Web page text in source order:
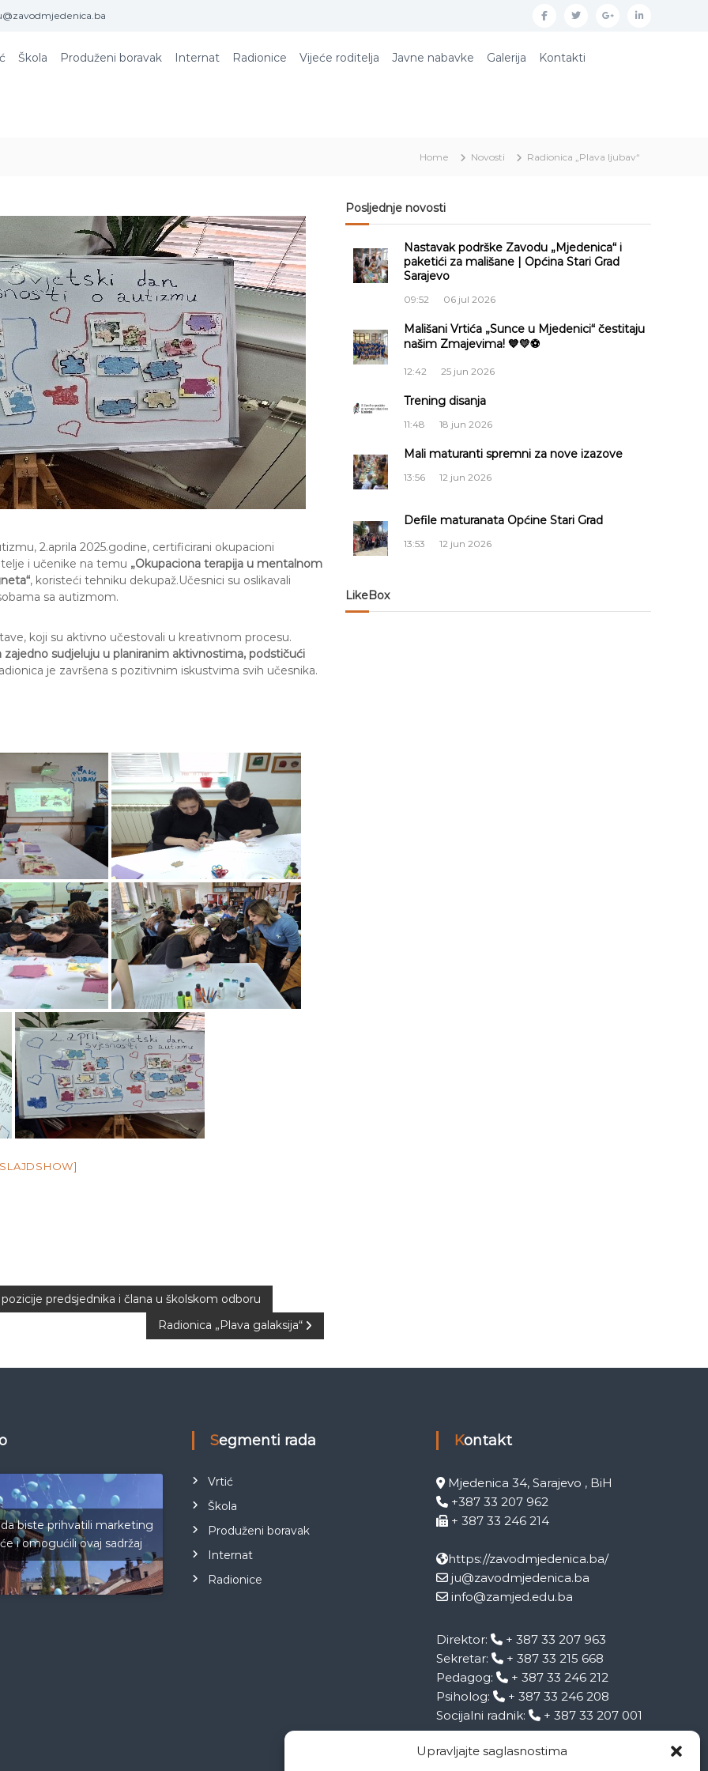
Upravljajte saglasnostima
f
c
o
t
i
r
g
p
s
l
Škola Produženi boravak Internat Radionice Vijeće roditelja Javne nabavke Galerija Kontakti
Home Novosti Radionica „Plava ljubav“
2.aprila 2025.godine, certificirani okupacioni
i učenike na temu „Okupaciona terapija u mentalnom
, koristeći tehniku dekupaž.Učesnici su oslikavali
sa autizmom.
koji su aktivno učestovali u kreativnom procesu.
sudjeluju u planiranim aktivnostima, podstičući
je završena s pozitivnim iskustvima svih učesnika.
predsjednika i člana u školskom odboru
Radionica „Plava galaksija“
Posljednje novosti
Nastavak podrške Zavodu „Mjedenica“ i
paketići za mališane | Općina Stari Grad
Sarajevo
09:52 06 jul 2026
Mališani Vrtića „Sunce u Mjedenici“ čestitaju
našim Zmajevima! 💙💛⚽
12:42 25 jun 2026
Trening disanja
11:48 18 jun 2026
Mali maturanti spremni za nove izazove
13:56 12 jun 2026
Defile maturanata Općine Stari Grad
13:53 12 jun 2026
LikeBox
biste prihvatili marketing
i omogućili ovaj sadržaj
Segmenti rada
Vrtić
Škola
Produženi boravak
Internat
Radionice
Kontakt
Mjedenica 34, Sarajevo , BiH
+387 33 207 962
+ 387 33 246 214
https://zavodmjedenica.ba/
ju@zavodmjedenica.ba
info@zamjed.edu.ba
Direktor:
+ 387 33 207 963
Sekretar:
+ 387 33 215 668
Pedagog:
+ 387 33 246 212
Psiholog:
+ 387 33 246 208
Socijalni radnik:
+ 387 33 207 001